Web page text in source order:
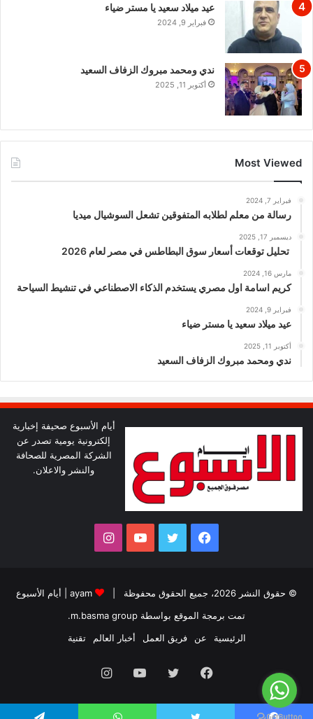
عيد ميلاد سعيد يا مستر ضياء
فبراير 9, 2024
ندي ومحمد مبروك الزفاف السعيد
أكتوبر 11, 2025
Most Viewed
فبراير 7, 2024
رسالة من معلم لطلابه المتفوقين تشعل السوشيال ميديا
ديسمبر 17, 2025
تحليل توقعات أسعار سوق البطاطس في مصر لعام 2026
مارس 16, 2024
كريم اسامة اول مصري يستخدم الذكاء الاصطناعي في تنشيط السياحة
فبراير 9, 2024
عيد ميلاد سعيد يا مستر ضياء
أكتوبر 11, 2025
ندي ومحمد مبروك الزفاف السعيد
أيام الأسبوع صحيفة إخبارية
إلكترونية يومية تصدر عن
الشركة المصرية للصحافة
والنشر والاعلان.
فيسبوك تويتر يوتيوبانستقرام
© حقوق النشر 2026، جميع الحقوق محفوظة | ayam
أيام الأسبوع
تمت برمجة الموقع بواسطة m.basma group
.
الرئيسية
عن فريق العمل أخبار العالم تقنية
فيسبوك تويتر يوتيوبانستقرام